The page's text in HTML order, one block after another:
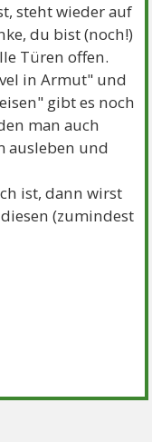
steht wieder auf
du bist (noch!)
Türen offen.
in Armut" und
gibt es noch
man auch
ausleben und
ist, dann wirst
(zumindest